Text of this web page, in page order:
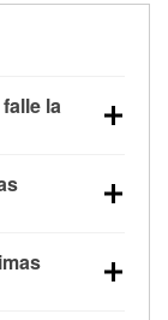
la
la mitad de
lo que
la nieve
visibilidad.